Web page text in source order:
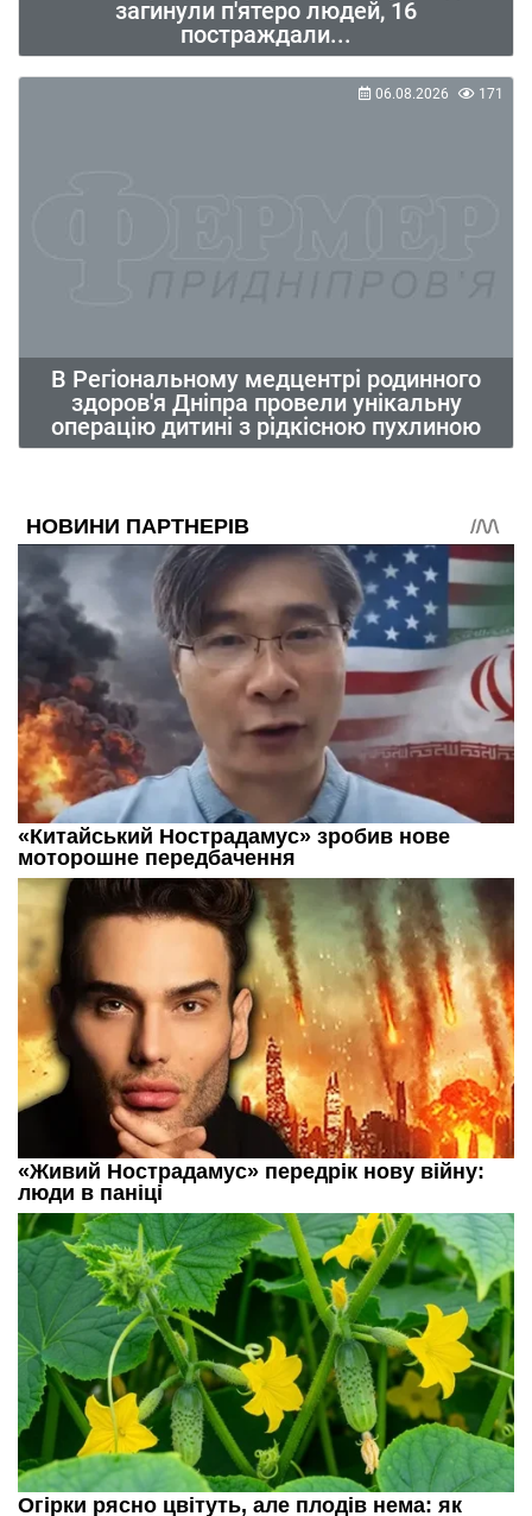
загинули п'ятеро людей, 16
постраждали...
В Регіональному медцентрі родинного
здоров'я Дніпра провели унікальну
операцію дитині з рідкісною пухлиною
06.08.2026 171